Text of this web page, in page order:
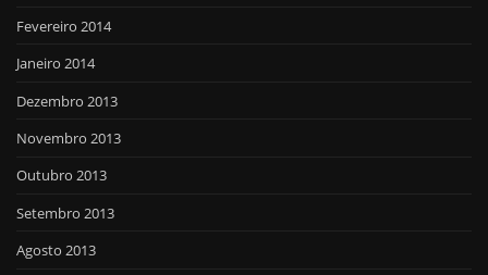
Fevereiro 2014
Janeiro 2014
Dezembro 2013
Novembro 2013
Outubro 2013
Setembro 2013
Agosto 2013